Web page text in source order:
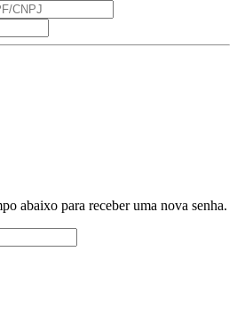
abaixo para receber uma nova senha.